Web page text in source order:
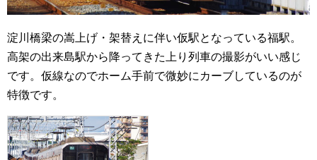
淀川橋梁の嵩上げ・架替えに伴い仮駅となっている福駅。
高架の出来島駅から降ってきた上り列車の撮影がいい感じ
です。仮線なのでホーム手前で微妙にカーブしているのが
特徴です。